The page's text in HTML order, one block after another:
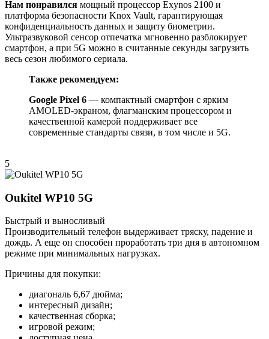
Нам понравился мощный процессор Exynos 2100 и
платформа безопасности Knox Vault, гарантирующая
конфиденциальность данных и защиту биометрии.
Ультразвуковой сенсор отпечатка мгновенно разблокирует
смартфон, а при 5G можно в считанные секунды загрузить
весь сезон любимого сериала.
Также рекомендуем:
Google Pixel 6 — компактный смартфон с ярким
AMOLED-экраном, флагманским процессором и
качественной камерой поддерживает все
современные стандарты связи, в том числе и 5G.
5
Oukitel WP10 5G
Быстрый и выносливый
Производительный телефон выдерживает тряску, падение и
дождь. А еще он способен проработать три дня в автономном
режиме при минимальных нагрузках.
Причины для покупки:
диагональ 6,67 дюйма;
интересный дизайн;
качественная сборка;
игровой режим;